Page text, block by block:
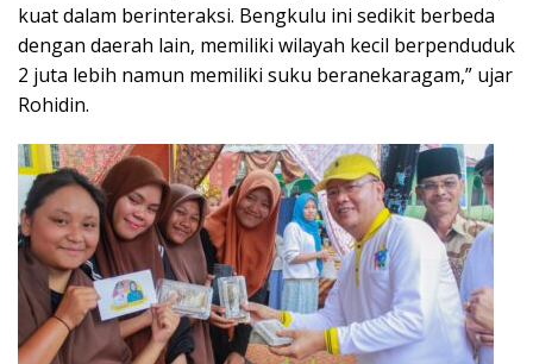
kuat dalam berinteraksi. Bengkulu ini sedikit berbeda
dengan daerah lain, memiliki wilayah kecil berpenduduk
2 juta lebih namun memiliki suku beranekaragam,” ujar
Rohidin.